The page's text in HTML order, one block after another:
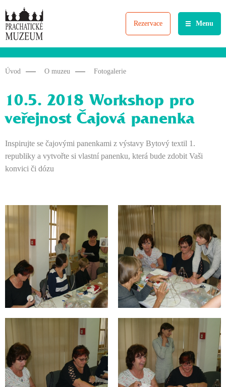
Menu
Rezervace
Úvod O muzeu Fotogalerie
10.5. 2018 Workshop pro
veřejnost Čajová panenka
Inspirujte se čajovými panenkami z výstavy Bytový textil 1.
republiky a vytvořte si vlastní panenku, která bude zdobit Vaši
konvici či dózu